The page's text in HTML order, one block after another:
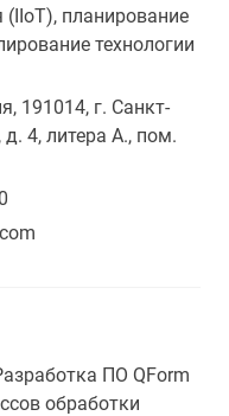
планирование
технологии
191014, г. Санкт-
д. 4, литера А., пом.
ПО QForm
обработки